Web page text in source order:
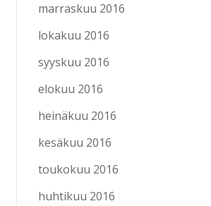
marraskuu 2016
lokakuu 2016
syyskuu 2016
elokuu 2016
heinäkuu 2016
kesäkuu 2016
toukokuu 2016
huhtikuu 2016